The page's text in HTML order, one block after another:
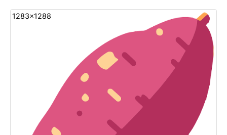
1283x1288